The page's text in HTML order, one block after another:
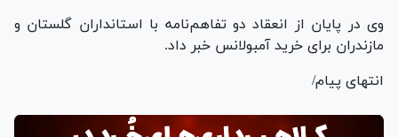
وی در پایان از انعقاد دو تفاهم‌نامه با استانداران گلستان و
مازندران برای خرید آمبولانس خبر داد.
انتهای پیام/